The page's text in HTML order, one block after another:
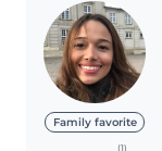
Family favorite
(1)